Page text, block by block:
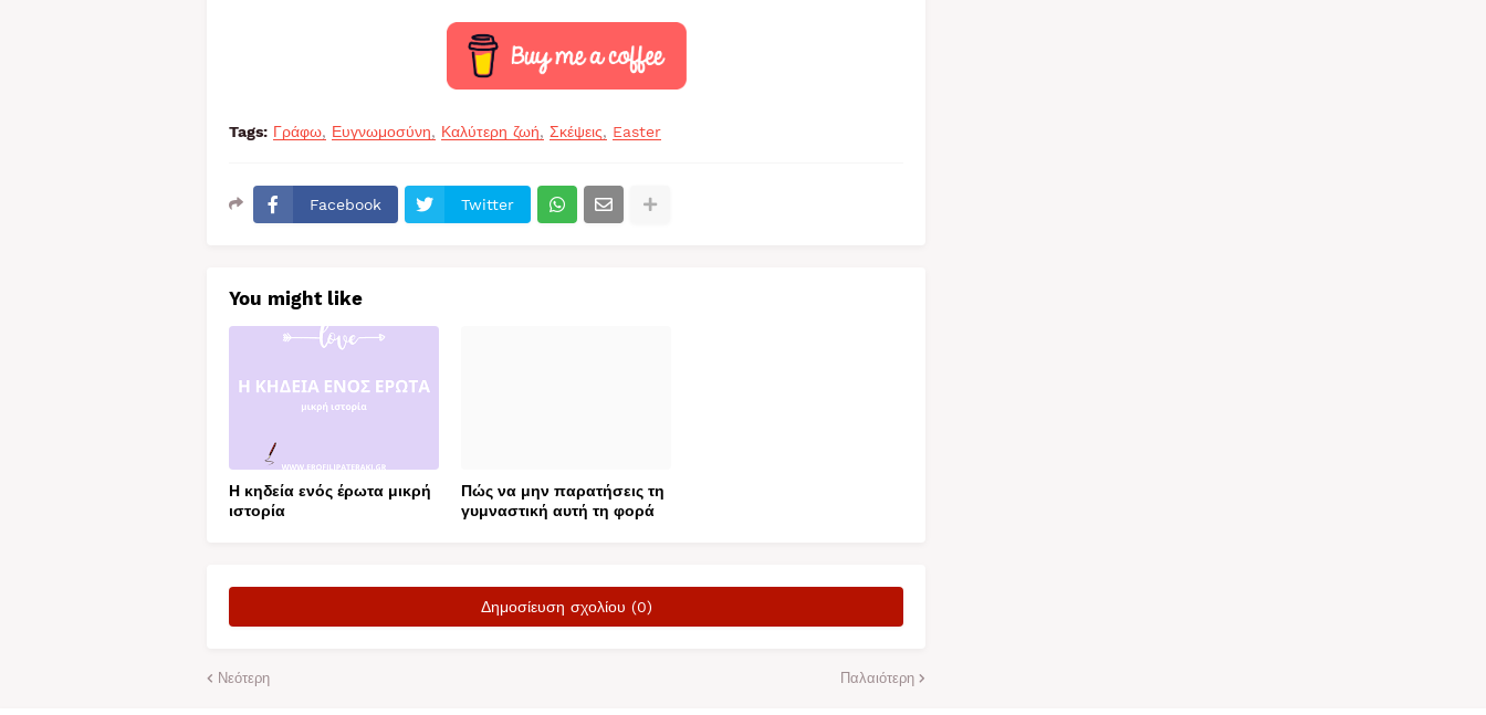
Tags: Γράφω Ευγνωμοσύνη Καλύτερη ζωή Σκέψεις Easter
Facebook Twitter
You might like
Η κηδεία ενός έρωτα μικρή
ιστορία
Πώς να μην παρατήσεις τη
γυμναστική αυτή τη φορά
Δημοσίευση σχολίου (0)
Νεότερη Παλαιότερη